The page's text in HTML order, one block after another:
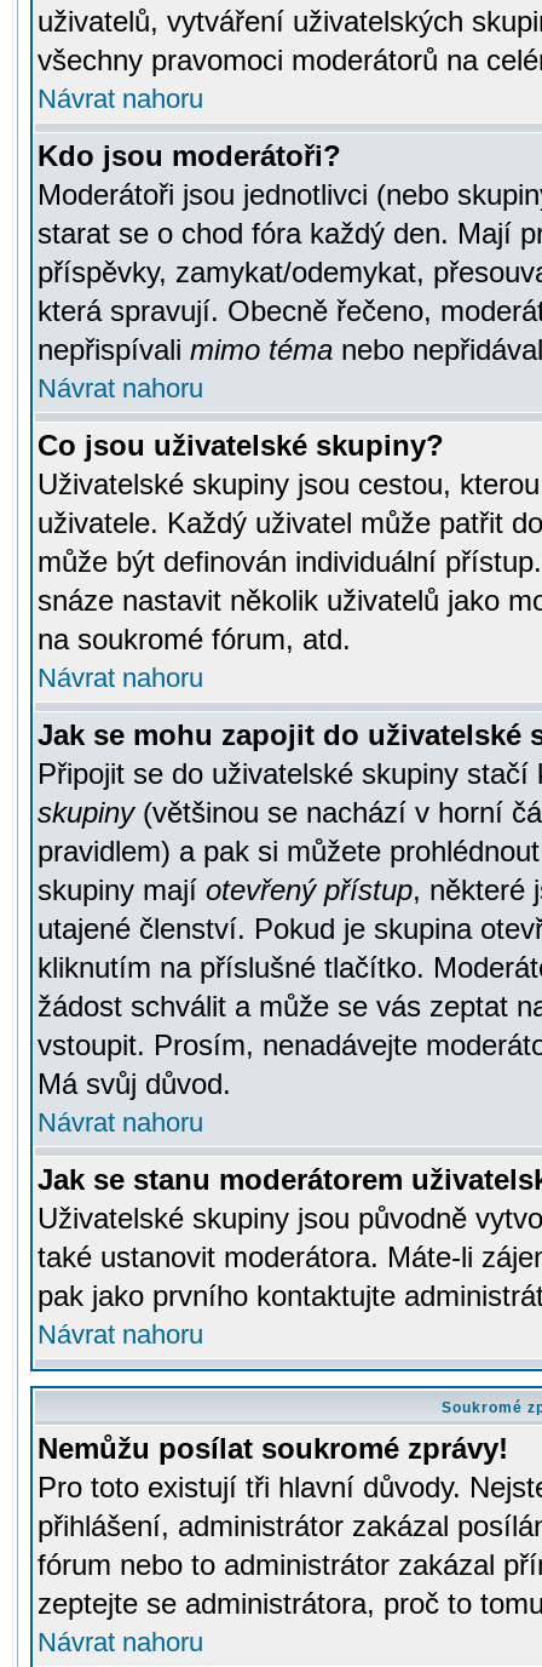
uživatelů, vytváření uživatelských
všechny pravomoci moderátorů na
Návrat nahoru
Kdo jsou moderátoři?
Moderátoři jsou jednotlivci (nebo
starat se o chod fóra každý den. Mají
příspěvky, zamykat/odemykat,
která spravují. Obecně řečeno,
nepřispívali mimo téma nebo
Návrat nahoru
Co jsou uživatelské skupiny?
Uživatelské skupiny jsou cestou,
uživatele. Každý uživatel může patřit
může být definován individuální
snáze nastavit několik uživatelů jako
na soukromé fórum, atd.
Návrat nahoru
Jak se mohu zapojit do uživatelské
Připojit se do uživatelské skupiny
skupiny(většinou se nachází v horní
pravidlem) a pak si můžete
skupiny mají otevřený přístup, některé
utajené členství. Pokud je skupina
kliknutím na příslušné tlačítko.
žádost schválit a může se vás zeptat
vstoupit. Prosím, nenadávejte
Má svůj důvod.
Návrat nahoru
Jak se stanu moderátorem
Uživatelské skupiny jsou původně
také ustanovit moderátora. Máte-li
pak jako prvního kontaktujte
Návrat nahoru
Soukromé
Nemůžu posílat soukromé zprávy!
Pro toto existují tři hlavní důvody.
přihlášení, administrátor zakázal
fórum nebo to administrátor zakázal
zeptejte se administrátora, proč to
Návrat nahoru